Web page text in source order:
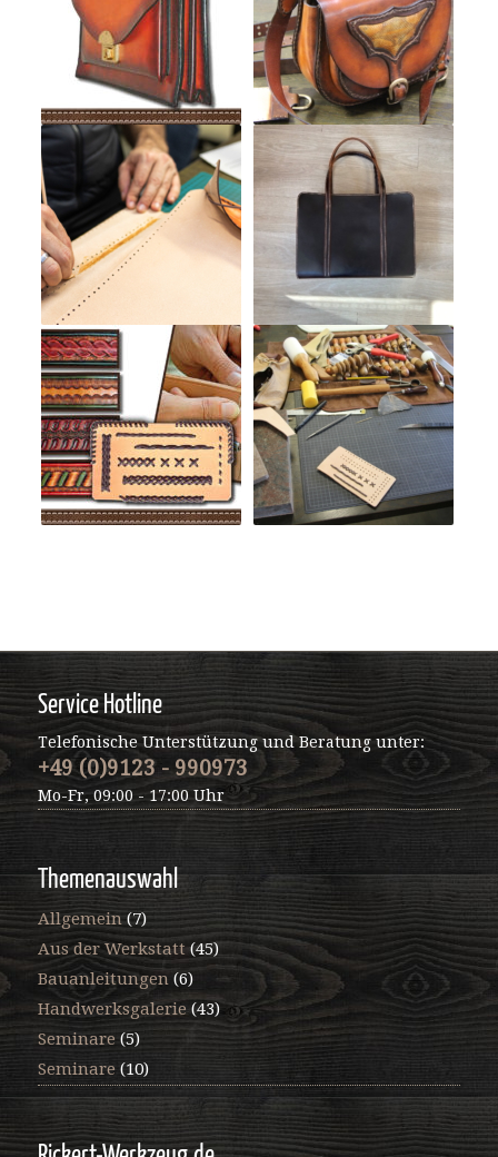
Service Hotline
Telefonische Unterstützung und Beratung unter:
+49 (0)9123 - 990973
Mo-Fr, 09:00 - 17:00 Uhr
Themenauswahl
Allgemein(7)
Aus der Werkstatt(45)
Bauanleitungen(6)
Handwerksgalerie(43)
Seminare (5)
Seminare(10)